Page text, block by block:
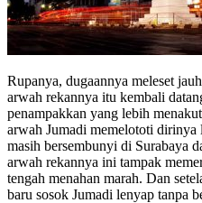
Rupanya, dugaannya meleset
arwah rekannya itu kembali
penampakkan yang lebih
arwah Jumadi memelototi dirinya
masih bersembunyi di Surabaya
arwah rekannya ini tampak
tengah menahan marah. Dan
baru sosok Jumadi lenyap tanpa